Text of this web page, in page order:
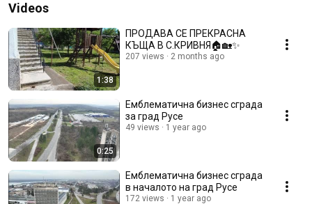
Videos
1:38
ПРОДАВА СЕ ПРЕКРАСНА
КЪЩА В С.КРИВНЯ🏠🏡✨️
207 views 2 months ago
0:25
Емблематична бизнес сграда
за град Русе
49 views 1 year ago
Емблематична бизнес сграда
в началото на град Русе
172 views 1 year ago